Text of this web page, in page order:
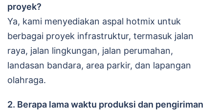
proyek?
Ya, kami menyediakan aspal hotmix untuk
berbagai proyek infrastruktur, termasuk jalan
raya, jalan lingkungan, jalan perumahan,
landasan bandara, area parkir, dan lapangan
olahraga.
2. Berapa lama waktu produksi dan pengiriman